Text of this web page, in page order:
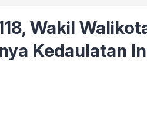
Wakil
Kedaulatan